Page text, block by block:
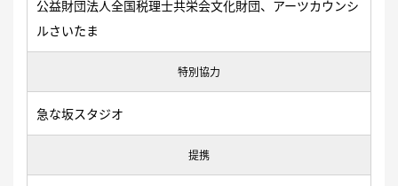
公益財団法人全国税理士共栄会文化財団、アーツカウンシ
ルさいたま
特別協力
急な坂スタジオ
提携